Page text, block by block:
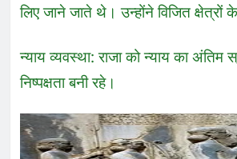
लिए जाने जाते थे। उन्होंने विजित
न्याय व्यवस्था: राजा को न्याय का
निष्पक्षता बनी रहे।